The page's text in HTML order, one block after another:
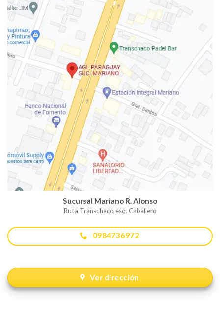
Sucursal Mariano R. Alonso
Ruta Transchaco esq. Caballero
0984736972
Ver dirección